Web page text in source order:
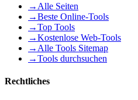
→ Alle Seiten
→Beste Online-Tools
→Top Tools
→Kostenlose Web-Tools
→ Alle Tools Sitemap
→Tools durchsuchen
Rechtliches